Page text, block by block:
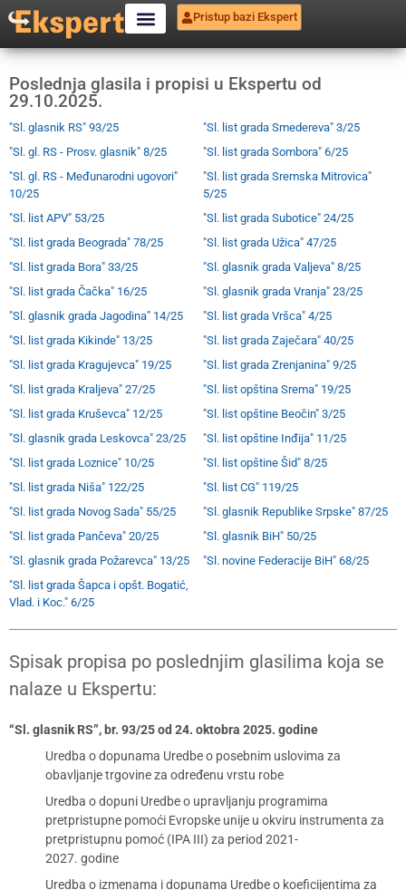
Pristup bazi Ekspert
Poslednja glasila i propisi u Ekspertu od
29.10.2025.
"Sl. glasnik RS" 93/25
"Sl. gl. RS - Prosv. glasnik" 8/25
"Sl. gl. RS - Međunarodni ugovori"
10/25
"Sl. list APV" 53/25
"Sl. list grada Beograda" 78/25
"Sl. list grada Bora" 33/25
"Sl. list grada Čačka" 16/25
"Sl. glasnik grada Jagodina" 14/25
"Sl. list grada Kikinde" 13/25
"Sl. list grada Kragujevca" 19/25
"Sl. list grada Kraljeva" 27/25
"Sl. list grada Kruševca" 12/25
"Sl. glasnik grada Leskovca" 23/25
"Sl. list grada Loznice" 10/25
"Sl. list grada Niša" 122/25
"Sl. list grada Novog Sada" 55/25
"Sl. list grada Pančeva" 20/25
"Sl. glasnik grada Požarevca" 13/25
"Sl. list grada Šapca i opšt. Bogatić,
Vlad. i Koc." 6/25
"Sl. list grada Smedereva" 3/25
"Sl. list grada Sombora" 6/25
"Sl. list grada Sremska Mitrovica"
5/25
"Sl. list grada Subotice" 24/25
"Sl. list grada Užica" 47/25
"Sl. glasnik grada Valjeva" 8/25
"Sl. glasnik grada Vranja" 23/25
"Sl. list grada Vršca" 4/25
"Sl. list grada Zaječara" 40/25
"Sl. list grada Zrenjanina" 9/25
"Sl. list opština Srema" 19/25
"Sl. list opštine Beočin" 3/25
"Sl. list opštine Inđija" 11/25
"Sl. list opštine Šid" 8/25
"Sl. list CG" 119/25
"Sl. glasnik Republike Srpske" 87/25
"Sl. glasnik BiH" 50/25
"Sl. novine Federacije BiH" 68/25
Spisak propisa po poslednjim glasilima koja se
nalaze u Ekspertu:
“Sl. glasnik RS”, br. 93/25 od 24. oktobra 2025. godine
Uredba o dopunama Uredbe o posebnim uslovima za
obavljanje trgovine za određenu vrstu robe
Uredba o dopuni Uredbe o upravljanju programima
pretpristupne pomoći Evropske unije u okviru instrumenta za
pretpristupnu pomoć (IPA III) za period 2021-
2027. godine
Uredba o izmenama i dopunama Uredbe o koeficijentima za